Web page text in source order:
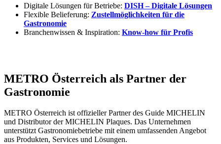
Digitale Lösungen für Betriebe: DISH – Digitale Lösungen
Flexible Belieferung: Zustellmöglichkeiten für die
Gastronomie
Branchenwissen & Inspiration: Know-how für Profis
METRO Österreich als Partner der
Gastronomie
METRO Österreich ist offizieller Partner des Guide MICHELIN
und Distributor der MICHELIN Plaques. Das Unternehmen
unterstützt Gastronomiebetriebe mit einem umfassenden Angebot
aus Produkten, Services und Lösungen.